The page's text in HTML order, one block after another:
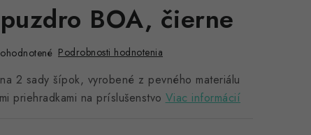
BOA, čierne
Podrobnosti hodnotenia
2 sady šípok, vyrobené z pevného materiálu
priehradkami na príslušenstvo Viac informácií